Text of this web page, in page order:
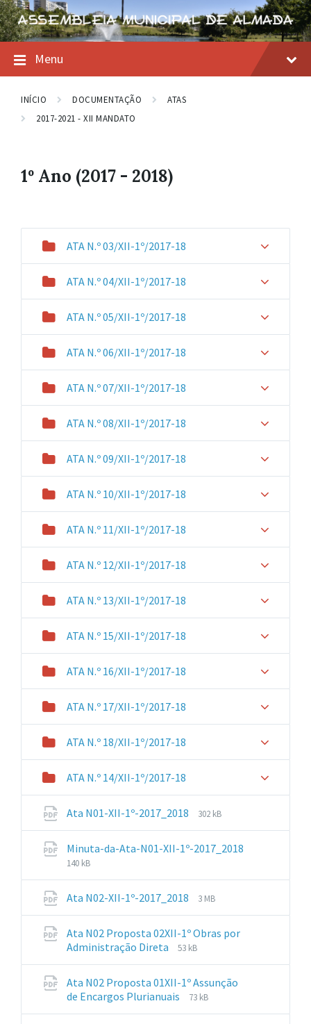
Skip
to
content
Skip
to
main
navigation
Skip
to
footer
Menu
INÍCIO DOCUMENTAÇÃO
ATAS
2017-2021 - XII MANDATO
1º Ano (2017 - 2018)
ATA N.º 03/XII-1º/2017-18
ATA N.º 04/XII-1º/2017-18
ATA N.º 05/XII-1º/2017-18
ATA N.º 06/XII-1º/2017-18
ATA N.º 07/XII-1º/2017-18
ATA N.º 08/XII-1º/2017-18
ATA N.º 09/XII-1º/2017-18
ATA N.º 10/XII-1º/2017-18
ATA N.º 11/XII-1º/2017-18
ATA N.º 12/XII-1º/2017-18
ATA N.º 13/XII-1º/2017-18
ATA N.º 15/XII-1º/2017-18
ATA N.º 16/XII-1º/2017-18
ATA N.º 17/XII-1º/2017-18
ATA N.º 18/XII-1º/2017-18
ATA N.º 14/XII-1º/2017-18
Ata N01-XII-1º-2017_2018
File
File
302 kB
Minuta-da-Ata-N01-XII-1º-2017_2018
File
File
140 kB
Ata N02-XII-1º-2017_2018
File
File
3 MB
Ata N02 Proposta 02XII-1º Obras por
Administração Direta
File
File
53 kB
Ata N02 Proposta 01XII-1º Assunção
de Encargos Plurianuais
File
File
73 kB